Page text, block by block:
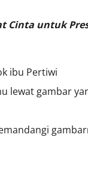
Cinta untuk
ibu Pertiwi
lewat gambar